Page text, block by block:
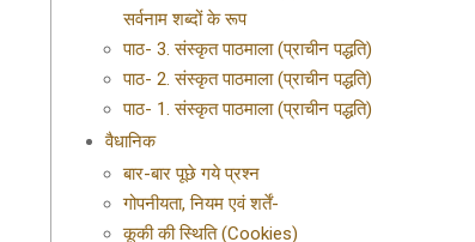
सर्वनाम शब्दों के रूप
पाठ- 3. संस्कृत पाठमाला (प्राचीन पद्धति)
पाठ- 2. संस्कृत पाठमाला (प्राचीन पद्धति)
पाठ- 1. संस्कृत पाठमाला (प्राचीन पद्धति)
वैधानिक
बार-बार पूछे गये प्रश्न
गोपनीयता, नियम एवं शर्तें-
कूकी की स्थिति (Cookies)